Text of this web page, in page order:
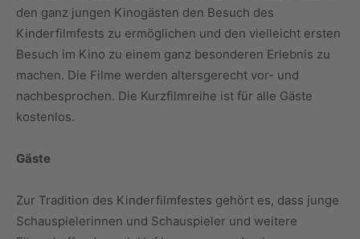
den ganz jungen Kinogästen den Besuch des
Kinderfilmfests zu ermöglichen und den vielleicht ersten
Besuch im Kino zu einem ganz besonderen Erlebnis zu
machen. Die Filme werden altersgerecht vor- und
nachbesprochen. Die Kurzfilmreihe ist für alle Gäste
kostenlos.
Gäste
Zur Tradition des Kinderfilmfestes gehört es, dass junge
Schauspielerinnen und Schauspieler und weitere